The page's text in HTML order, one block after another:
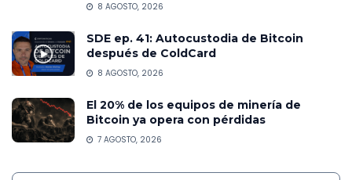
8 AGOSTO, 2026
SDE ep. 41: Autocustodia de Bitcoin
después de ColdCard
8 AGOSTO, 2026
El 20% de los equipos de minería de
Bitcoin ya opera con pérdidas
7 AGOSTO, 2026